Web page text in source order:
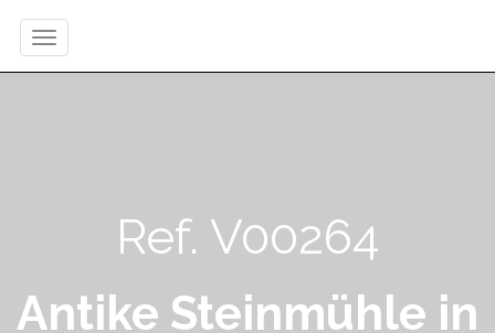
Ref. V00264
Antike Steinmühle in